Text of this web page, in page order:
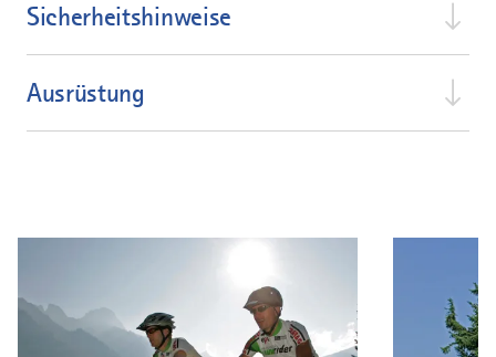
Sicherheitshinweise
Ausrüstung